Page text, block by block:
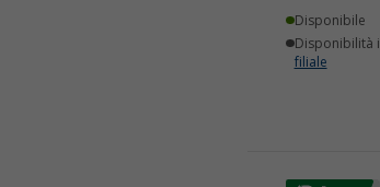
Disponibile
Disponibilità
filiale